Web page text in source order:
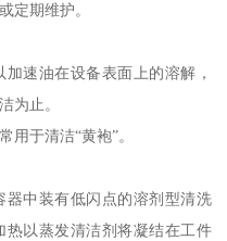
定期维护。
速油在设备表面上的溶解，
为止。
用于清洁“黄袍”。
中装有低闪点的溶剂型清洗
以蒸发清洁剂将凝结在工件